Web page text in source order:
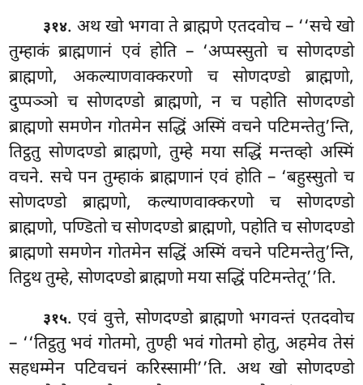
३१४. अथ खो भगवा ते ब्राह्मणे एतदवोच – ‘‘सचे खो
तुम्हाकं ब्राह्मणानं एवं होति – ‘अप्पस्सुतो च सोणदण्डो
ब्राह्मणो, अकल्याणवाक्करणो च सोणदण्डो ब्राह्मणो,
दुप्पञ्ञो च सोणदण्डो ब्राह्मणो, न च पहोति सोणदण्डो
ब्राह्मणो समणेन गोतमेन सद्धिं अस्मिं वचने पटिमन्तेतु’न्ति,
तिट्ठतु सोणदण्डो ब्राह्मणो, तुम्हे मया सद्धिं मन्तव्हो अस्मिं
वचने. सचे पन तुम्हाकं ब्राह्मणानं एवं होति – ‘बहुस्सुतो च
सोणदण्डो ब्राह्मणो, कल्याणवाक्करणो च सोणदण्डो
ब्राह्मणो, पण्डितो च सोणदण्डो ब्राह्मणो, पहोति च सोणदण्डो
ब्राह्मणो समणेन गोतमेन सद्धिं अस्मिं वचने पटिमन्तेतु’न्ति,
तिट्ठथ तुम्हे, सोणदण्डो ब्राह्मणो मया सद्धिं पटिमन्तेतू’’ति.
३१५. एवं वुत्ते, सोणदण्डो ब्राह्मणो भगवन्तं एतदवोच
– ‘‘तिट्ठतु भवं गोतमो, तुण्ही भवं गोतमो होतु, अहमेव तेसं
सहधम्मेन पटिवचनं करिस्सामी’’ति. अथ खो सोणदण्डो